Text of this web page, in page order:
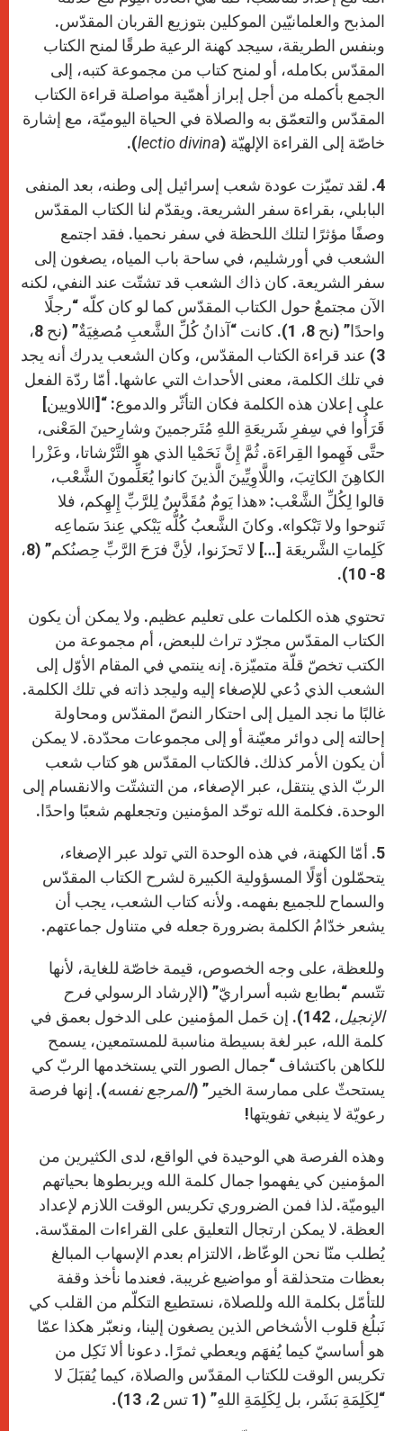
المذبح والعلمانيّين الموكلين بتوزيع القربان المقدّس.
وبنفس الطريقة، سيجد كهنة الرعية طرقًا لمنح الكتاب
المقدّس بكامله، أو لمنح كتاب من مجموعة كتبه، إلى
الجمع بأكمله من أجل إبراز أهمّية مواصلة قراءة الكتاب
المقدّس والتعمّق به والصلاة في الحياة اليوميّة، مع إشارة
خاصّة إلى القراءة الإلهيّة (lectio divina
).
4. لقد تميّزت عودة شعب إسرائيل إلى وطنه، بعد المنفى
البابلي، بقراءة سفر الشريعة. ويقدّم لنا الكتاب المقدّس
وصفًا مؤثرًا لتلك اللحظة في سفر نحميا. فقد اجتمع
الشعب في أورشليم، في ساحة باب المياه، يصغون إلى
سفر الشريعة. كان ذاك الشعب قد تشتّت عند النفي، لكنه
الآن مجتمعٌ حول الكتاب المقدّس كما لو كان كلّه “رجلًا
واحدًا” (نح 8، 1). كانت “آذانُ كُلِّ الشَّعبِ مُصغِيَةٌ” (نح 8،
3) عند قراءة الكتاب المقدّس، وكان الشعب يدرك أنه يجد
في تلك الكلمة، معنى الأحداث التي عاشها. أمّا ردّة الفعل
على إعلان هذه الكلمة فكان التأثّر والدموع: “[اللاويين]
قَرَأُوا في سِفرِ شَريعَةِ اللهِ مُتَرجمينَ وشارِحينَ المَعْنى،
حتَّى فَهِموا القِراءَة. ثُمَّ إِنَّ نَحَمْيا الذي هو التَّرْشاتا، وعَزْرا
الكاهِنَ الكاتِبَ، واللَّاوِيِّينَ الَّذينَ كانوا يُعَلِّمونَ الشَّعْب،
قالوا لِكُلِّ الشَّعْب: «هذا يَومٌ مُقَدَّسٌ لِلرَّبِّ إِلهِكم، فلا
تَنوحوا ولا تَبْكوا». وكانَ الشَّعبُ كُلُّه يَبْكي عِندَ سَماعِه
كَلِماتِ الشَّريعَة […] لا تَحزَنوا، لأِنَّ فرَحَ الرَّبِّ حِصنُكم” (8،
8- 10).
تحتوي هذه الكلمات على تعليم عظيم. ولا يمكن أن يكون
الكتاب المقدّس مجرّد تراث للبعض، أم مجموعة من
الكتب تخصّ قلّة متميّزة. إنه ينتمي في المقام الأوّل إلى
الشعب الذي دُعي للإصغاء إليه وليجد ذاته في تلك الكلمة.
غالبًا ما نجد الميل إلى احتكار النصّ المقدّس ومحاولة
إحالته إلى دوائر معيّنة أو إلى مجموعات محدّدة. لا يمكن
أن يكون الأمر كذلك. فالكتاب المقدّس هو كتاب شعب
الربّ الذي ينتقل، عبر الإصغاء، من التشتّت والانقسام إلى
الوحدة. فكلمة الله توحّد المؤمنين وتجعلهم شعبًا واحدًا.
5. أمّا الكهنة، في هذه الوحدة التي تولد عبر الإصغاء،
يتحمّلون أوّلًا المسؤولية الكبيرة لشرح الكتاب المقدّس
والسماح للجميع بفهمه. ولأنه كتاب الشعب، يجب أن
يشعر خدّامُ الكلمة بضرورة جعله في متناول جماعتهم.
وللعظة، على وجه الخصوص، قيمة خاصّة للغاية، لأنها
تتّسم “بطابع شبه أسراريّ” (الإرشاد الرسولي فرح
الإنجيل
، 142). إن حَمل المؤمنين على الدخول بعمق في
كلمة الله، عبر لغة بسيطة مناسبة للمستمعين، يسمح
للكاهن باكتشاف “جمال الصور التي يستخدمها الربّ كي
يستحثّ على ممارسة الخير” (المرجع نفسه). إنها فرصة
رعويّة لا ينبغي تفويتها!
وهذه الفرصة هي الوحيدة في الواقع، لدى الكثيرين من
المؤمنين كي يفهموا جمال كلمة الله ويربطوها بحياتهم
اليوميّة. لذا فمن الضروري تكريس الوقت اللازم لإعداد
العظة. لا يمكن ارتجال التعليق على القراءات المقدّسة.
يُطلب منّا نحن الوعّاظ، الالتزام بعدم الإسهاب المبالغ
بعظات متحذلقة أو مواضيع غريبة. فعندما نأخذ وقفة
للتأمّل بكلمة الله وللصلاة، نستطيع التكلّم من القلب كي
نَبلُغ قلوب الأشخاص الذين يصغون إلينا، ونعبّر هكذا عمّا
هو أساسيّ كيما يُفهَم ويعطي ثمرًا. دعونا ألا نَكِل من
تكريس الوقت للكتاب المقدّس والصلاة، كيما يُقبَلَ لا
“لِكَلِمَةِ بَشَر، بل لِكَلِمَةِ اللهِ” (1 تس 2، 13)
.